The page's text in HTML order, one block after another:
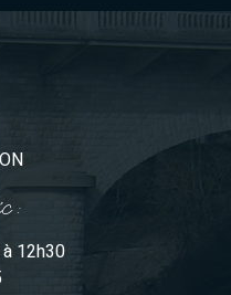
:
12h30